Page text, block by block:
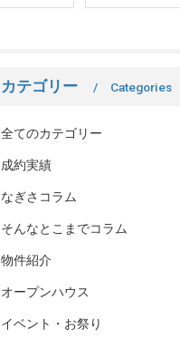
カテゴリー Categories
全てのカテゴリー
成約実績
なぎさコラム
そんなとこまでコラム
物件紹介
オープンハウス
イベント・お祭り